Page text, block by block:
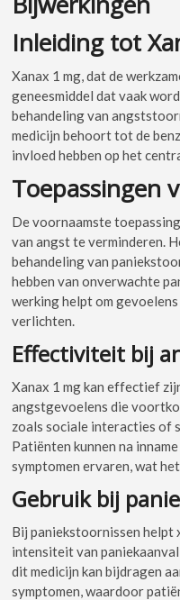
Inleiding tot
Xanax 1 mg, dat de
geneesmiddel dat vaak
behandeling van
medicijn behoort tot de
invloed hebben op het
Toepassingen
De voornaamste
van angst te verminderen.
behandeling van
hebben van onverwachte
werking helpt om
verlichten.
Effectiviteit bij
Xanax 1 mg kan effectief
angstgevoelens die
zoals sociale interacties of
Patiënten kunnen na
symptomen ervaren, wat
Gebruik bij
Bij paniekstoornissen helpt
intensiteit van
dit medicijn kan bijdragen
symptomen, waardoor